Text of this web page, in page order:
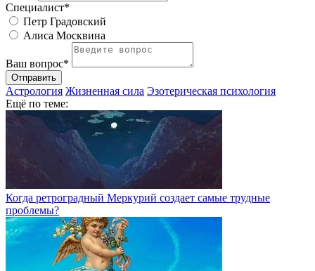
Специалист*
Петр Градовский
Алиса Москвина
Ваш вопрос*
Отправить
Астрология Жизненная сила Эзотерическая психология
Ещё по теме:
Когда ретроградный Меркурий создает самые трудные
проблемы?